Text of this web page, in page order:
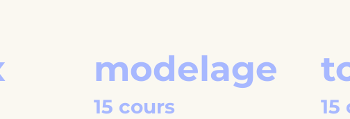
modelage
15 cours 15